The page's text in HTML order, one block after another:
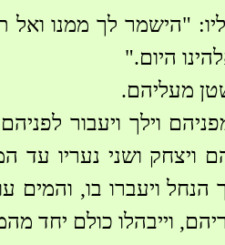
"הישמר לך ממנו
היום."
מעליהם.
וילך ויעבור
ויצחק ושני נעריו עד
ויעברו בו, והמים
וייבהלו כולם יחד